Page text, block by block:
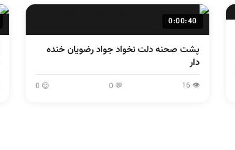
0:00:40
پشت صحنه دلت نخواد جواد رضویان خنده
دار
👁 16
💬 0
😊 0